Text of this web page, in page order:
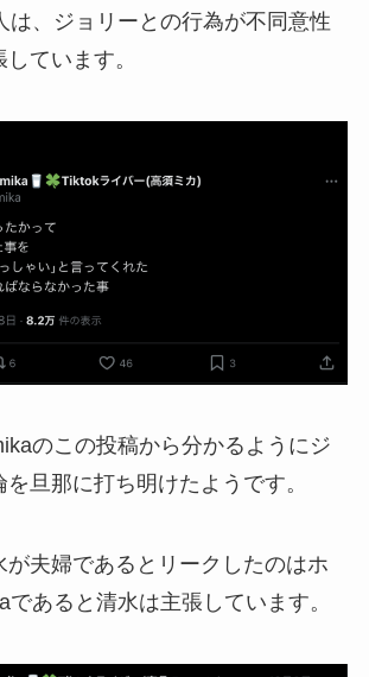
は、ジョリーとの行為が不同意性
ています。
のこの投稿から分かるようにジ
を旦那に打ち明けたようです。
が夫婦であるとリークしたのはホ
であると清水は主張しています。